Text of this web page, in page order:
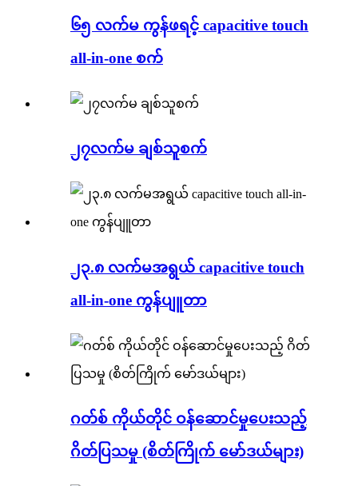
၆၅ လက်မ ကွန်ဖရင့် capacitive touch
all-in-one စက်
၂၇လက်မ ချစ်သူစက်
၂၃.၈ လက်မအရွယ် capacitive touch
all-in-one ကွန်ပျူတာ
ဂတ်စ် ကိုယ်တိုင် ဝန်ဆောင်မှုပေးသည့်
ဂိတ်ပြသမှု (စိတ်ကြိုက် မော်ဒယ်များ)